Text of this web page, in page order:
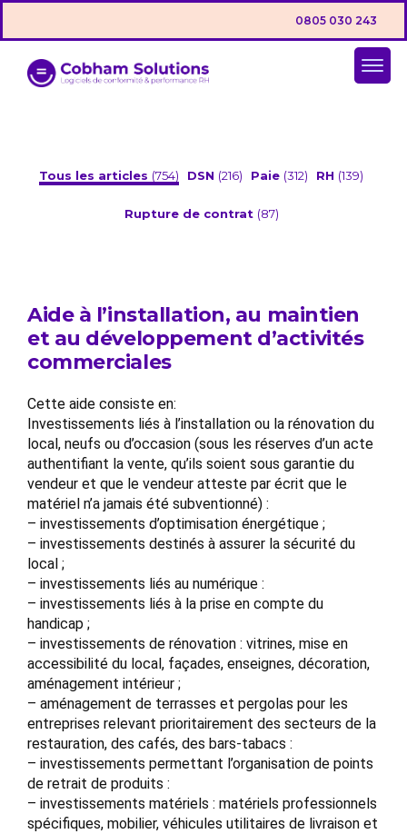
0805 030 243
Tous les articles (754) DSN (216) Paie (312) RH (139)
Rupture de contrat (87)
Aide à l’installation, au maintien
et au développement d’activités
commerciales
Cette aide consiste en:
Investissements liés à l’installation ou la rénovation du
local, neufs ou d’occasion (sous les réserves d’un acte
authentifiant la vente, qu’ils soient sous garantie du
vendeur et que le vendeur atteste par écrit que le
matériel n’a jamais été subventionné) :
– investissements d’optimisation énergétique ;
– investissements destinés à assurer la sécurité du
local ;
– investissements liés au numérique :
– investissements liés à la prise en compte du
handicap ;
– investissements de rénovation : vitrines, mise en
accessibilité du local, façades, enseignes, décoration,
aménagement intérieur ;
– aménagement de terrasses et pergolas pour les
entreprises relevant prioritairement des secteurs de la
restauration, des cafés, des bars-tabacs :
– investissements permettant l’organisation de points
de retrait de produits :
– investissements matériels : matériels professionnels
spécifiques, mobilier, véhicules utilitaires de livraison et